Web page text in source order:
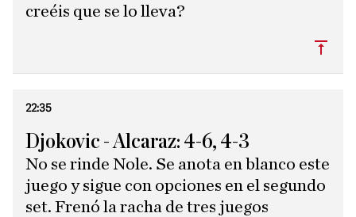
creéis que se lo lleva?
22:35
Djokovic - Alcaraz: 4-6, 4-3
No se rinde Nole. Se anota en blanco este
juego y sigue con opciones en el segundo
set. Frenó la racha de tres juegos